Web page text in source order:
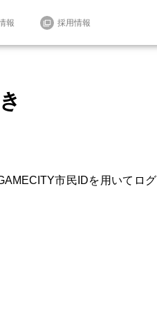
報 採用情報
市民IDを用いてログ